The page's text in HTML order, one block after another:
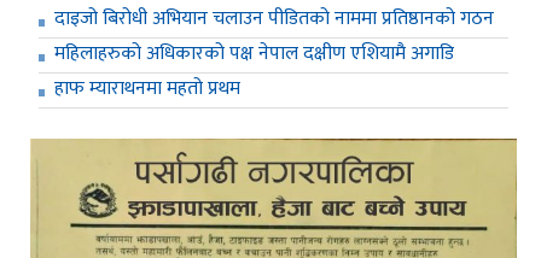
दाइजो बिरोधी अभियान चलाउन पीडितको नाममा प्रतिष्ठानको गठन
महिलाहरुको अधिकारको पक्ष नेपाल दक्षीण एशियामै अगाडि
हाफ म्याराथनमा महतो प्रथम